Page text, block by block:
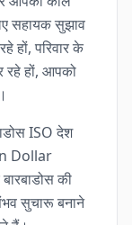
सहायक सुझाव
हों, परिवार के
रहे हों, आपको
ISO देश
Dollar
की
सुचारू बनाने